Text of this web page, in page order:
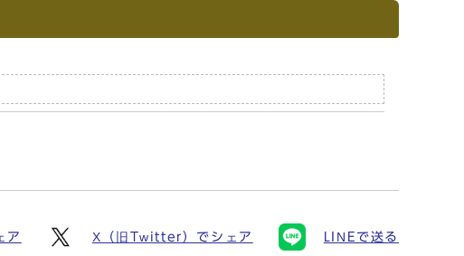
ア X（旧Twitter）でシェア LINEで送る